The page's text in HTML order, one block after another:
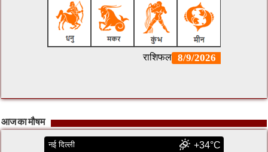
आज का मौषम
नई दिल्ली +34°C